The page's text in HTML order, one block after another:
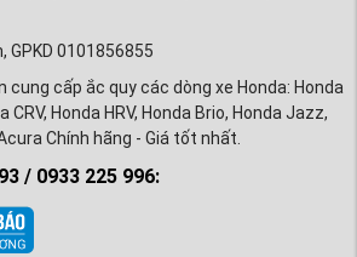
GPKD 0101856855
cung cấp ắc quy các dòng xe Honda: Honda
CRV, Honda HRV, Honda Brio, Honda Jazz,
Chính hãng - Giá tốt nhất.
/ 0933 225 996: